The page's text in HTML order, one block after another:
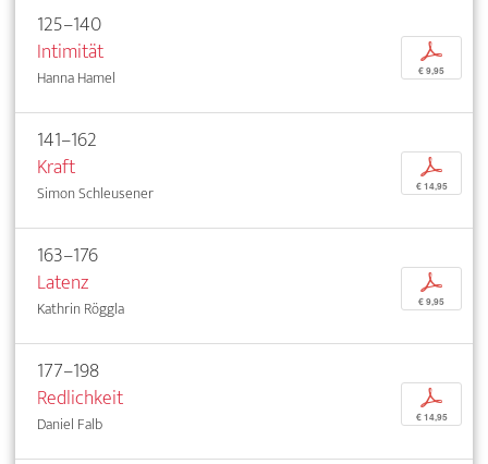
125–140
Intimität
Hanna Hamel
p
€ 9,95
141–162
Kraft
Simon Schleusener
p
€ 14,95
163–176
Latenz
Kathrin Röggla
p
€ 9,95
177–198
Redlichkeit
Daniel Falb
p
€ 14,95